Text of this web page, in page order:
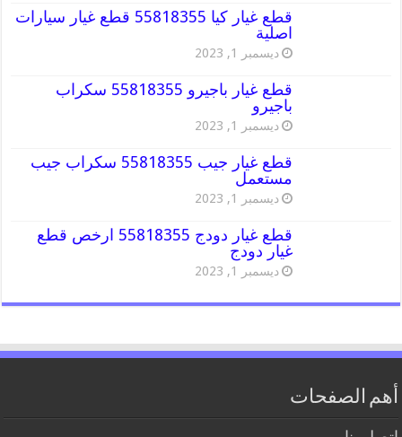
قطع غيار كيا 55818355 قطع غيار سيارات
اصلية
ديسمبر 1, 2023
قطع غيار باجيرو 55818355 سكراب
باجيرو
ديسمبر 1, 2023
قطع غيار جيب 55818355 سكراب جيب
مستعمل
ديسمبر 1, 2023
قطع غيار دودج 55818355 ارخص قطع
غيار دودج
ديسمبر 1, 2023
أهم الصفحات